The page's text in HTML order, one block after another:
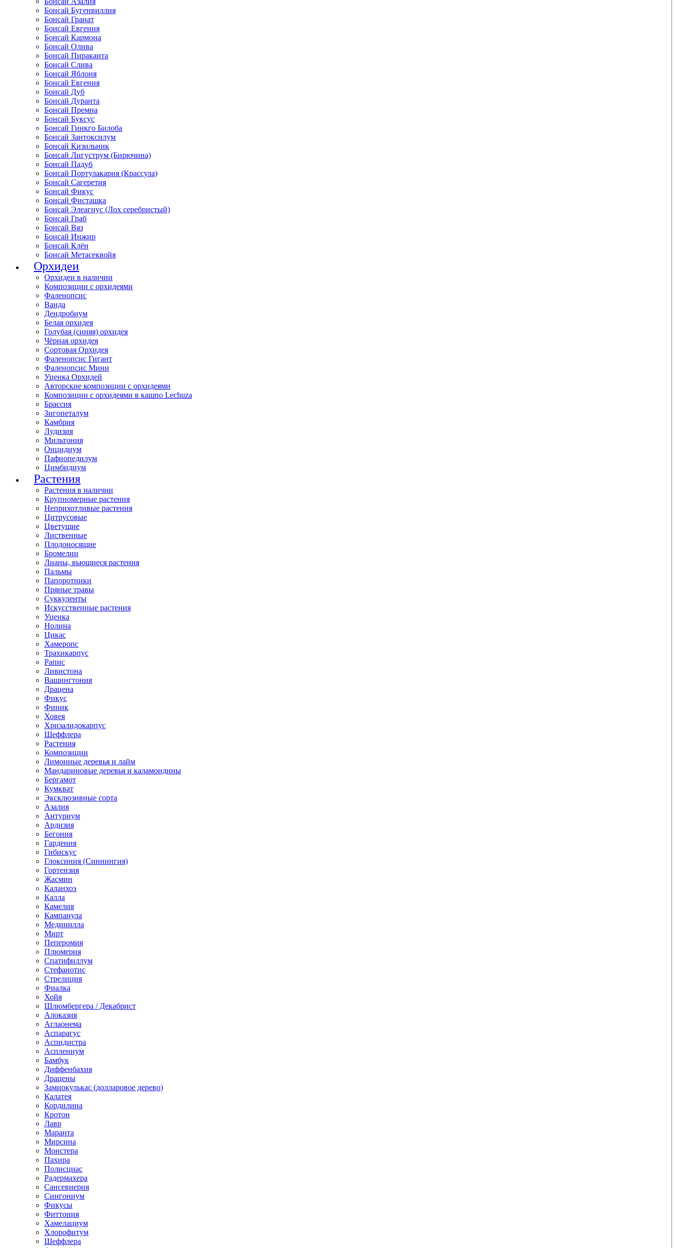
Бонсай Бугенвиллия
Бонсай Гранат
Бонсай Евгения
Бонсай Кармона
Бонсай Олива
Бонсай Пираканта
Бонсай Слива
Бонсай Яблоня
Бонсай Евгения
Бонсай Дуб
Бонсай Дуранта
Бонсай Премна
Бонсай Буксус
Бонсай Гинкго Билоба
Бонсай Зантоксилум
Бонсай Кизильник
Бонсай Лигуструм (Бирючина)
Бонсай Падуб
Бонсай Портулакария (Крассула)
Бонсай Сагеретия
Бонсай Фикус
Бонсай Фисташка
Бонсай Элеагнус (Лох серебристый)
Бонсай Граб
Бонсай Вяз
Бонсай Инжир
Бонсай Клён
Бонсай Метасеквойя
Орхидеи
Орхидеи в наличии
Композиции с орхидеями
Фаленопсис
Ванда
Дендробиум
Белая орхидея
Голубая (синяя) орхидея
Чёрная орхидея
Сортовая Орхидея
Фаленопсис Гигант
Фаленопсис Мини
Уценка Орхидей
Авторские композиции с орхидеями
Композиции с орхидеями в кашпо Lechuza
Брассия
Зигопеталум
Камбрия
Лудизия
Мильтония
Онцидиум
Пафиопедилум
Цимбидиум
Растения
Растения в наличии
Крупномерные растения
Неприхотливые растения
Цитрусовые
Цветущие
Лиственные
Плодоносящие
Бромелии
Лианы, вьющиеся растения
Пальмы
Папоротники
Пряные травы
Суккуленты
Искусственные растения
Уценка
Нолина
Цикас
Хамеропс
Трахикарпус
Рапис
Ливистона
Вашингтония
Драцена
Фикус
Финик
Ховея
Хризалидокарпус
Шеффлера
Растения
Композиции
Лимонные деревья и лайм
Мандариновые деревья и каламондины
Бергамот
Кумкват
Эксклюзивные сорта
Азалия
Антуриум
Ардизия
Бегония
Гардения
Гибискус
Глоксиния (Синнингия)
Гортензия
Жасмин
Каланхоэ
Калла
Камелия
Кампанула
Мединилла
Мирт
Пеперомия
Плюмерия
Спатифиллум
Стефанотис
Стрелиция
Фиалка
Хойя
Шлюмбергера / Декабрист
Алоказия
Аглаонема
Аспарагус
Аспидистра
Асплениум
Бамбук
Диффенбахия
Драцены
Замиокулькас (долларовое дерево)
Калатея
Кордилина
Кротон
Лавр
Маранта
Мирсина
Монстера
Пахира
Полисциас
Радермахера
Сансевиерия
Сингониум
Фикусы
Фиттония
Хамелациум
Хлорофитум
Шеффлера